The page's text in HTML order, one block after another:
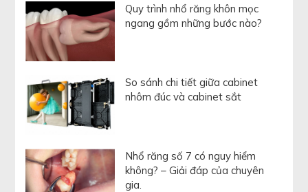
Quy trình nhổ răng khôn mọc
ngang gồm những bước nào?
So sánh chi tiết giữa cabinet
nhôm đúc và cabinet sắt
Nhổ răng số 7 có nguy hiểm
không? – Giải đáp của chuyên
gia.